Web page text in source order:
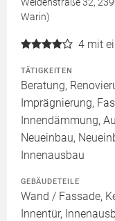
Warin)
4 mit
TÄTIGKEITEN
Beratung,
Imprägnierung,
Innendämmung,
Neueinbau,
Innenausbau
GEBÄUDETEILE
Wand / Fassade,
Innentür,